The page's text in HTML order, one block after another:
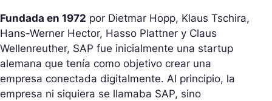
Fundada en 1972 por Dietmar Hopp, Klaus Tschira,
Hans-Werner Hector, Hasso Plattner y Claus
Wellenreuther, SAP fue inicialmente una startup
alemana que tenía como objetivo crear una
empresa conectada digitalmente. Al principio, la
empresa ni siquiera se llamaba SAP, sino